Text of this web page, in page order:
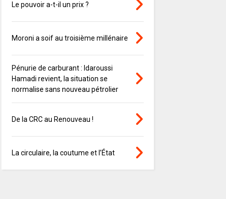
Le pouvoir a-t-il un prix ?
Moroni a soif au troisième millénaire
Pénurie de carburant : Idaroussi
Hamadi revient, la situation se
normalise sans nouveau pétrolier
De la CRC au Renouveau !
La circulaire, la coutume et l’État